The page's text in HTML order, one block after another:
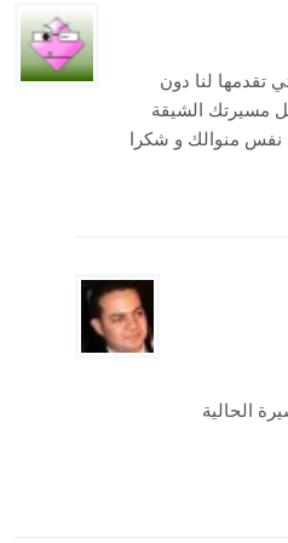
تقدمها لنا دون
مسيرتك الشيقة
نفس منوالك و شكرا
الحالية